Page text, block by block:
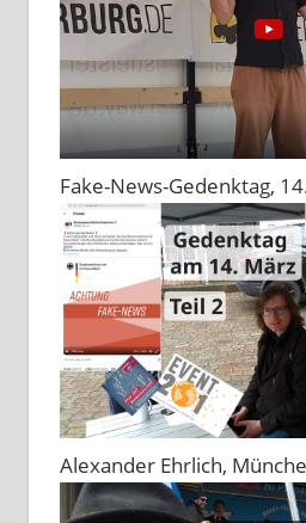
Fake-News-Gedenktag,
Alexander Ehrlich,